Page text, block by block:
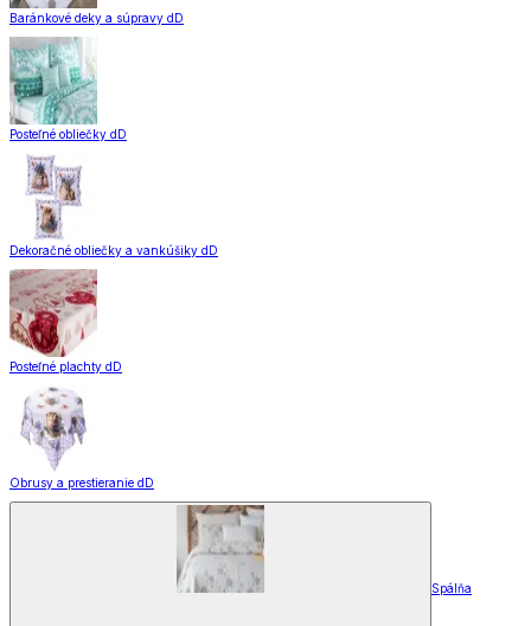
Baránkové deky a súpravy dD
Posteľné obliečky dD
Dekoračné obliečky a vankúšiky dD
Posteľné plachty dD
Obrusy a prestieranie dD
Spálňa